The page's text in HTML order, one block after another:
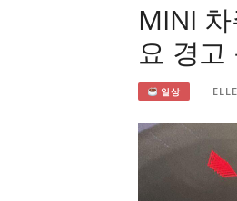
MINI
요 경고
일상